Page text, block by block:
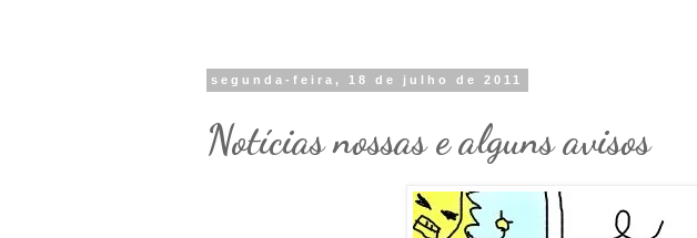
segunda-feira, 18 de julho de 2011
Notícias nossas e alguns avisos